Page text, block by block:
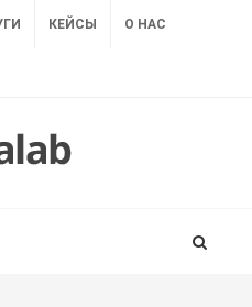
КЕЙСЫ О НАС